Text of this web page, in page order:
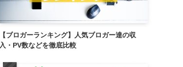
【ブロガーランキング】人気ブロガー達の収
入・PV数などを徹底比較